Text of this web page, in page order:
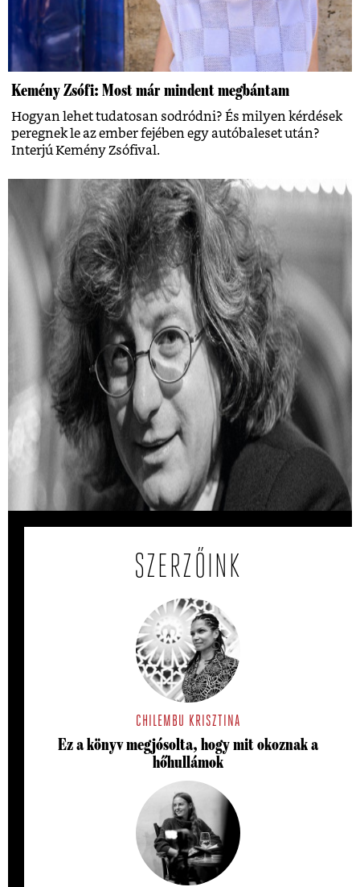
Kemény Zsófi: Most már mindent megbántam
Hogyan lehet tudatosan sodródni? És milyen kérdések
peregnek le az ember fejében egy autóbaleset után?
Interjú Kemény Zsófival.
Hogyan készült Esterházy Péter legendás
Ottlik-másolata?
Esterházy Péter 1982-ben egy papírra lemásolta Ottlik
Géza kultikus regényét.
SZERZŐINK
CHILEMBU KRISZTINA
Ez a könyv megjósolta, hogy mit okoznak a
hőhullámok